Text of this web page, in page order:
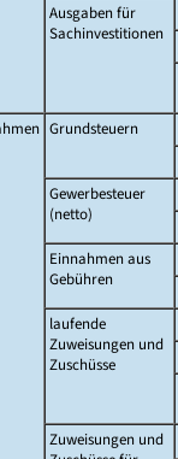
Ausgaben für
Sachinvestitionen
Grundsteuern
Gewerbesteuer
(netto)
Einnahmen aus
Gebühren
laufende
Zuweisungen und
Zuschüsse
Zuweisungen und